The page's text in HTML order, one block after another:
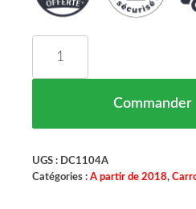
Commander
UGS : DC1104A
Catégories : A partir de 2018,